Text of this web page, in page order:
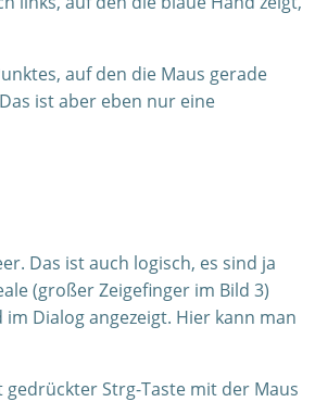
auf den die Maus gerade
ist aber eben nur eine
Das ist auch logisch, es sind ja
(großer Zeigefinger im Bild 3)
Dialog angezeigt. Hier kann man
Strg-Taste mit der Maus